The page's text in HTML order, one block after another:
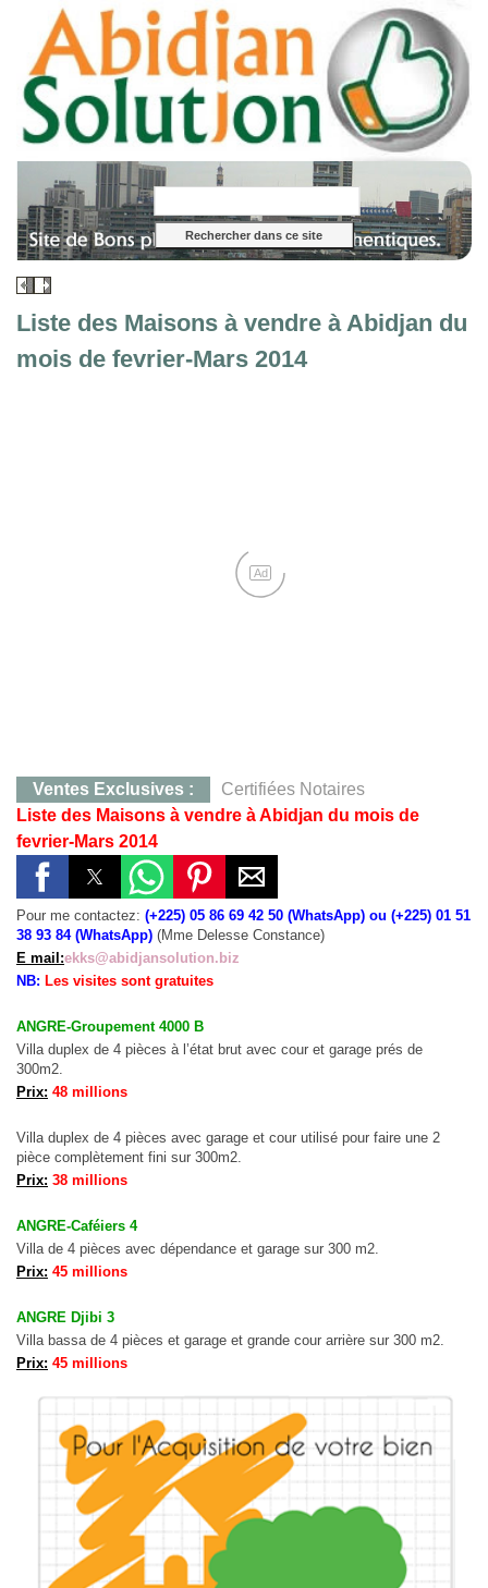
Liste des Maisons à vendre à Abidjan du
mois de fevrier-Mars 2014
Ad
Ventes Exclusives :
Certifiées Notaires
CONTACT :
0707283405, M. KOFFI
Yamoussoukro :
Yakro :
Qt Mlock 823 m²,12 millions
Agboville :
Hevéa 38 Ha, 130 millions, Certificat Foncier Individuel
Agboville :
38 Ha à 130 millions
2 Pltx Vallon :
2 Pltx Vallon :
Appt 4 pièces, 120 millions
Liste des Maisons à vendre à Abidjan du mois de
fevrier-Mars 2014
Pour me contactez: (+225) 05 86 69 42 50 (WhatsApp) ou (+225) 01 51
38 93 84 (WhatsApp) (Mme Delesse Constance)
E mail:ekks@abidjansolution.biz
NB: Les visites sont gratuites
ANGRE-Groupement 4000 B
Villa duplex de 4 pièces à l’état brut avec cour et garage prés de
300m2.
Prix: 48 millions
Villa duplex de 4 pièces avec garage et cour utilisé pour faire une 2
pièce complètement fini sur 300m2.
Prix: 38 millions
ANGRE-Caféiers 4
Villa de 4 pièces avec dépendance et garage sur 300 m2.
Prix: 45 millions
ANGRE Djibi 3
Villa bassa de 4 pièces et garage et grande cour arrière sur 300 m2.
Prix: 45 millions